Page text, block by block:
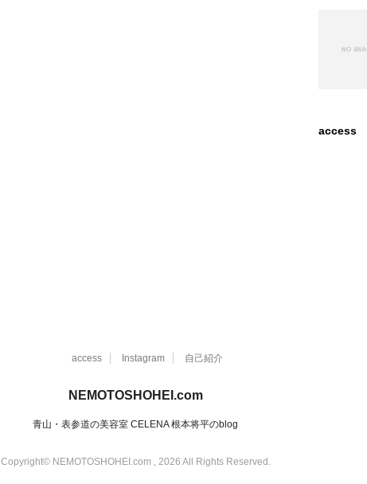
access
access Instagram 自己紹介
NEMOTOSHOHEI.com
青山・表参道の美容室 CELENA 根本将平のblog
Copyright© NEMOTOSHOHEI.com , 2026 All Rights Reserved.